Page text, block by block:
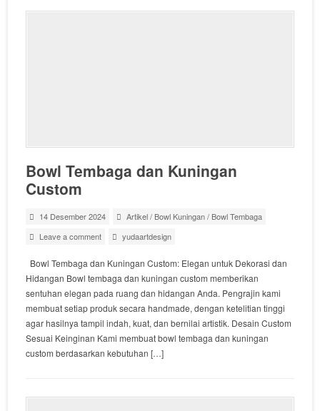
Bowl Tembaga dan Kuningan
Custom
14 Desember 2024 Artikel/ Bowl Kuningan/ Bowl Tembaga
Leave a comment
yudaartdesign
Bowl Tembaga dan Kuningan Custom: Elegan untuk Dekorasi dan
Hidangan Bowl tembaga dan kuningan custom memberikan
sentuhan elegan pada ruang dan hidangan Anda. Pengrajin kami
membuat setiap produk secara handmade, dengan ketelitian tinggi
agar hasilnya tampil indah, kuat, dan bernilai artistik. Desain Custom
Sesuai Keinginan Kami membuat bowl tembaga dan kuningan
custom berdasarkan kebutuhan […]